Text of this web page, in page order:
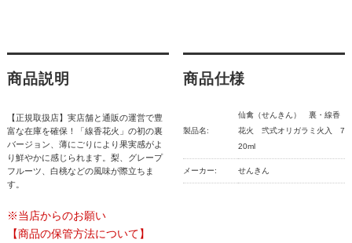
商品説明
【正規取扱店】実店舗と通販の運営で豊
富な在庫を確保！「線香花火」の初の裏
バージョン、薄にごりにより果実感がよ
り鮮やかに感じられます。梨、グレープ
フルーツ、白桃などの風味が際立ちま
す。
商品仕様
製品名:
仙禽（せんきん） 裏・線香
花火 弐式オリガラミ火入 7
20ml
メーカー: せんきん
※当店からのお願い
【商品の保管方法について】